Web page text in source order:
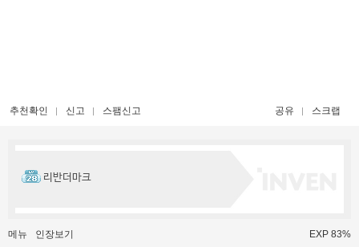
추천확인 신고 스팸신고 공유 스크랩
리반더마크
메뉴 인장보기 EXP 83%